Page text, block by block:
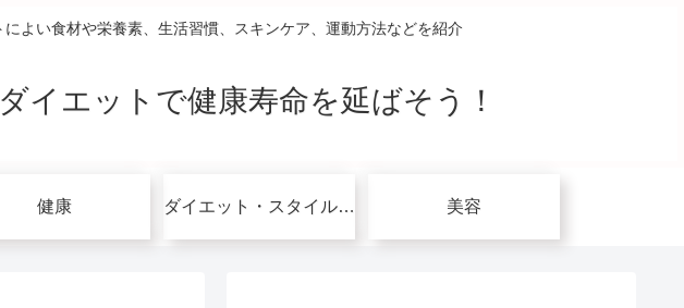
よい食材や栄養素、生活習慣、スキンケア、運動方法などを紹介
イエットで健康寿命を延ばそう！
健康 ダイエット・スタイルアップ関連 美容